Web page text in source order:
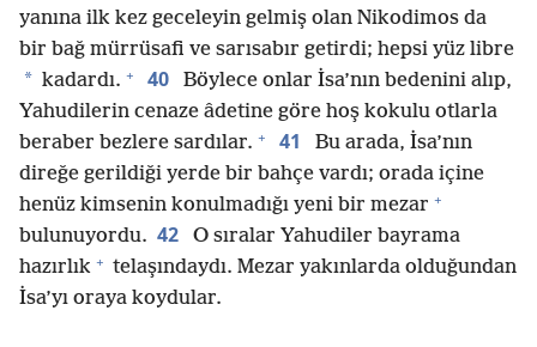
yanına ilk kez geceleyin gelmiş olan Nikodimos da
bir bağ mürrüsafi ve sarısabır getirdi; hepsi yüz libre
* kadardı. + 40
Böylece onlar İsa’nın bedenini alıp,
Yahudilerin cenaze âdetine göre hoş kokulu otlarla
beraber bezlere sardılar. + 41
Bu arada, İsa’nın
direğe gerildiği yerde bir bahçe vardı; orada içine
henüz kimsenin konulmadığı yeni bir mezar +
bulunuyordu. 42
O sıralar Yahudiler bayrama
hazırlık + telaşındaydı. Mezar yakınlarda olduğundan
İsa’yı oraya koydular.